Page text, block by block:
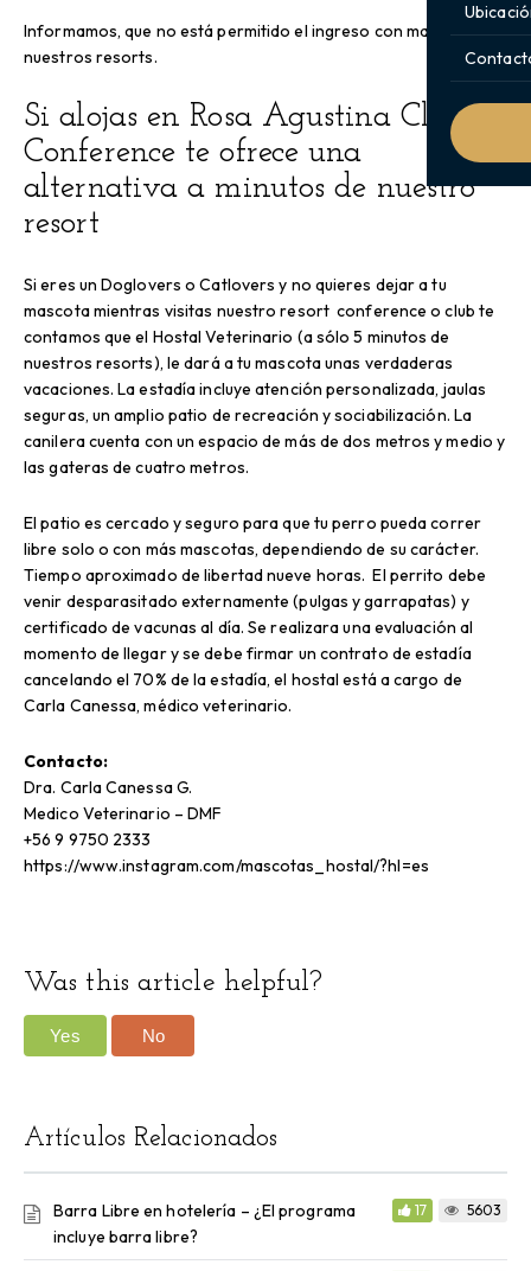
Informamos, que no está permitido el ingreso con mascotas a
nuestros resorts.
Si alojas en Rosa Agustina Club o
Conference te ofrece una
alternativa a minutos de nuestro
resort
Si eres un Doglovers o Catlovers y no quieres dejar a tu
mascota mientras visitas nuestro resort conference o club te
contamos que el Hostal Veterinario (a sólo 5 minutos de
nuestros resorts), le dará a tu mascota unas verdaderas
vacaciones. La estadía incluye atención personalizada, jaulas
seguras, un amplio patio de recreación y sociabilización. La
canilera cuenta con un espacio de más de dos metros y medio y
las gateras de cuatro metros.
El patio es cercado y seguro para que tu perro pueda correr
libre solo o con más mascotas, dependiendo de su carácter.
Tiempo aproximado de libertad nueve horas. El perrito debe
venir desparasitado externamente (pulgas y garrapatas) y
certificado de vacunas al día. Se realizara una evaluación al
momento de llegar y se debe firmar un contrato de estadía
cancelando el 70% de la estadía, el hostal está a cargo de
Carla Canessa, médico veterinario.
Contacto:
Dra. Carla Canessa G.
Medico Veterinario – DMF
+56 9 9750 2333
https://www.instagram.com/mascotas_hostal/?hl=es
Was this article helpful?
Yes No
Artículos Relacionados
Barra Libre en hotelería – ¿El programa
incluye barra libre?
17 5603